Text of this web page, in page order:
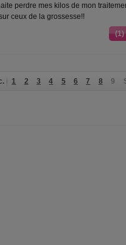
perdre mes kilos de mon
ceux de la grossesse!!
1 2 3 4 5 6 7 8 9